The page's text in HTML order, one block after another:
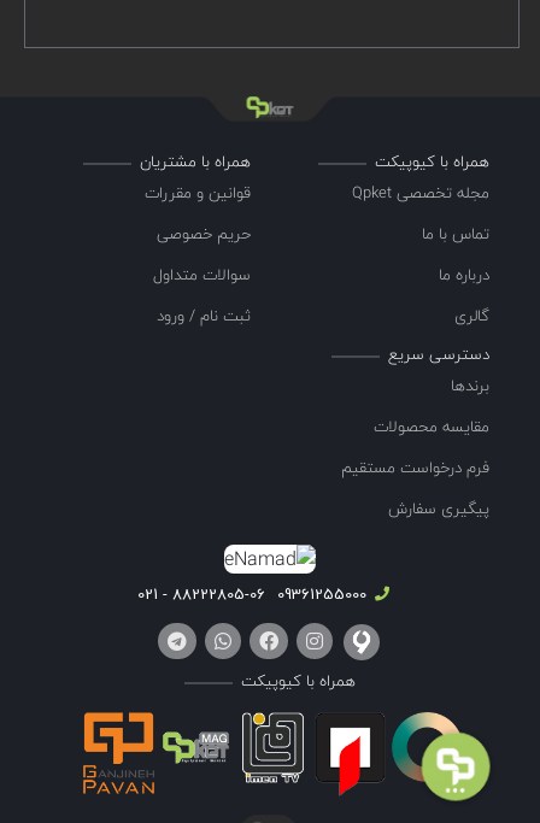
همراه با کیوپیکت
مجله تخصصی Qpket
تماس با ما
درباره ما
گالری
همراه با مشتریان
قوانین و مقررات
حریم خصوصی
سوالات متداول
ثبت نام / ورود
دسترسی سریع
برندها
مقایسه محصولات
فرم درخواست مستقیم
پیگیری سفارش
09361255000
88222805-06 - 021
همراه با کیوپیکت